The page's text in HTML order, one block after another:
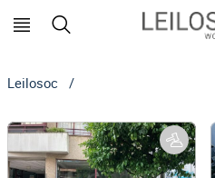
Leilosoc /